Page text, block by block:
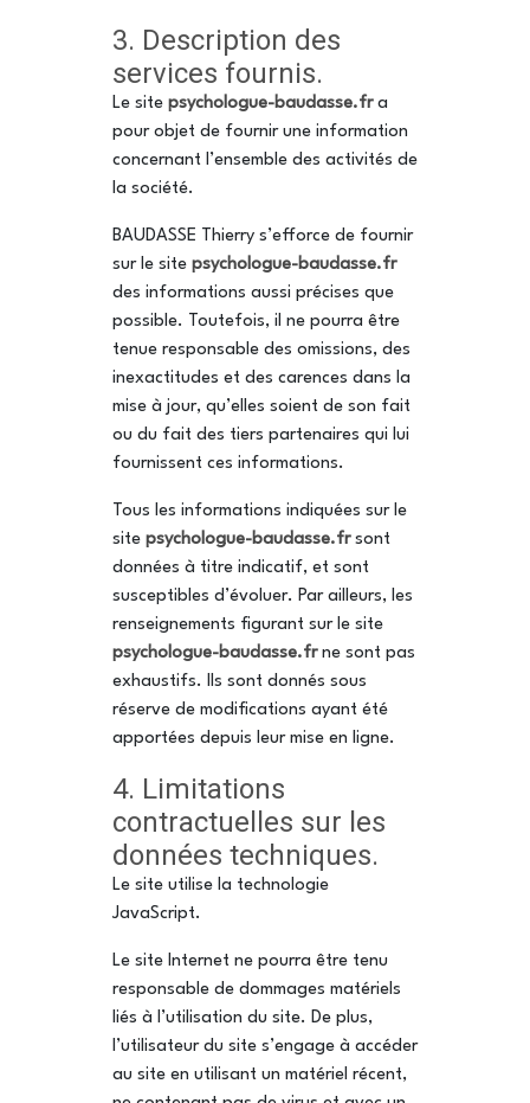
3. Description des
services fournis.
Le site psychologue-baudasse.fra
pour objet de fournir une information
concernant l’ensemble des activités de
la société.
BAUDASSE Thierry s’efforce de fournir
sur le site psychologue-baudasse.fr
des informations aussi précises que
possible. Toutefois, il ne pourra être
tenue responsable des omissions, des
inexactitudes et des carences dans la
mise à jour, qu’elles soient de son fait
ou du fait des tiers partenaires qui lui
fournissent ces informations.
Tous les informations indiquées sur le
site psychologue-baudasse.frsont
données à titre indicatif, et sont
susceptibles d’évoluer. Par ailleurs, les
renseignements figurant sur le site
psychologue-baudasse.frne sont pas
exhaustifs. Ils sont donnés sous
réserve de modifications ayant été
apportées depuis leur mise en ligne.
4. Limitations
contractuelles sur les
données techniques.
Le site utilise la technologie
JavaScript.
Le site Internet ne pourra être tenu
responsable de dommages matériels
liés à l’utilisation du site. De plus,
l’utilisateur du site s’engage à accéder
au site en utilisant un matériel récent,